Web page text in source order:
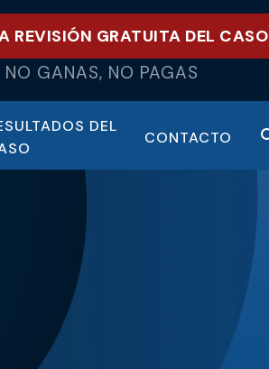
REVISIÓN GRATUITA DEL CASO
NO GANAS, NO PAGAS
DEL
CONTACTO